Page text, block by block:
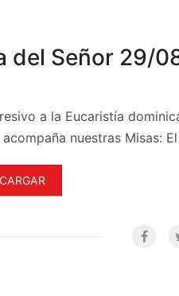
del Señor 29/
a la Eucaristía
nuestras Misas: